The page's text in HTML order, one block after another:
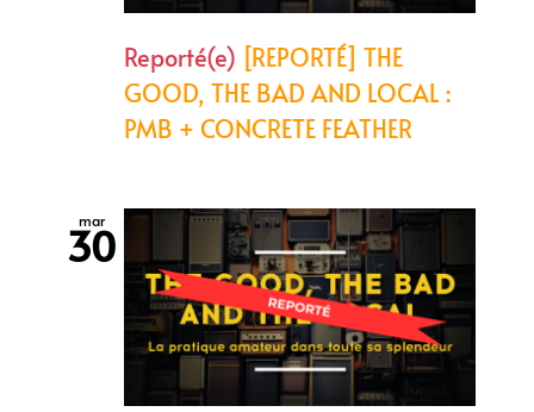
Reporté(e) [REPORTÉ] THE
GOOD, THE BAD AND LOCAL :
PMB + CONCRETE FEATHER
mar
30